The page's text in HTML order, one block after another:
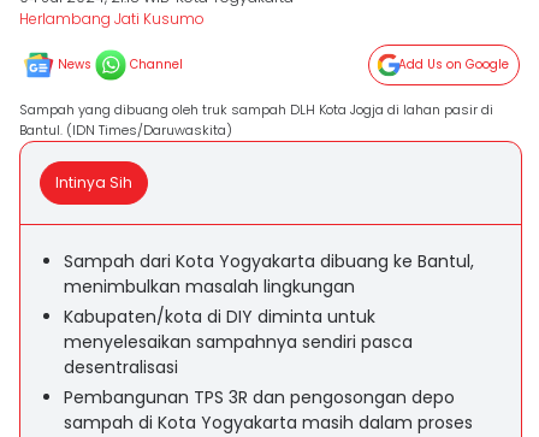
Herlambang Jati Kusumo
News Channel Add Us on Google
Sampah yang dibuang oleh truk sampah DLH Kota Jogja di lahan pasir di
Bantul. (IDN Times/Daruwaskita)
Intinya Sih
Sampah dari Kota Yogyakarta dibuang ke Bantul,
menimbulkan masalah lingkungan
Kabupaten/kota di DIY diminta untuk
menyelesaikan sampahnya sendiri pasca
desentralisasi
Pembangunan TPS 3R dan pengosongan depo
sampah di Kota Yogyakarta masih dalam proses